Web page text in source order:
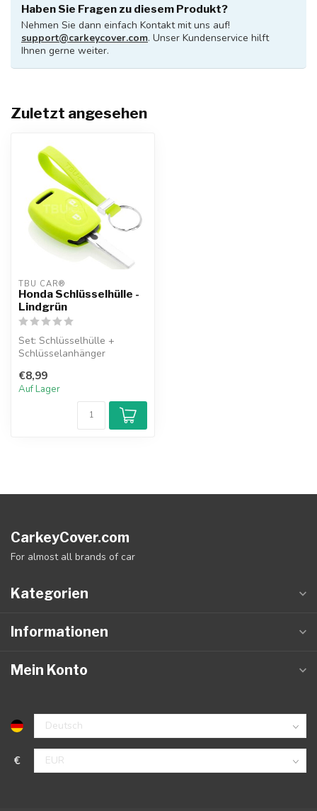
Haben Sie Fragen zu diesem Produkt?
Nehmen Sie dann einfach Kontakt mit uns auf!
support@carkeycover.com. Unser Kundenservice hilft
Ihnen gerne weiter.
Zuletzt angesehen
TBU CAR®
Honda Schlüsselhülle -
Lindgrün
Set: Schlüsselhülle +
Schlüsselanhänger
€8,99
Auf Lager
CarkeyCover.com
For almost all brands of car
Kategorien
Informationen
Mein Konto
€